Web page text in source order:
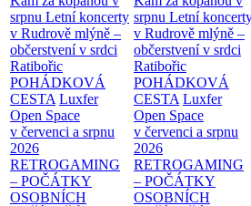
srpnu Letní koncerty
v Rudrově mlýně –
občerstvení v srdci
Ratibořic
POHÁDKOVÁ
CESTA Luxfer
Open Space
v červenci a srpnu
2026
RETROGAMING
– POČÁTKY
OSOBNÍCH
srpnu Letní
v Rudrově mlýně –
občerstvení v srdci
Ratibořic
POHÁDKOVÁ
CESTA Luxfer
Open Space
v červenci a srpnu
2026
RETROGAMING
– POČÁTKY
OSOBNÍCH